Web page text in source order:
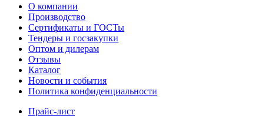
О компании
Производство
Сертификаты и ГОСТы
Тендеры и госзакупки
Оптом и дилерам
Отзывы
Каталог
Новости и события
Политика конфиденциальности
Прайс-лист